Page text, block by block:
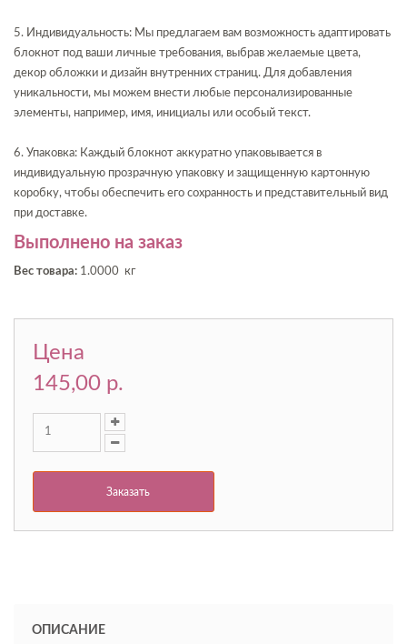
5. Индивидуальность: Мы предлагаем вам возможность адаптировать
блокнот под ваши личные требования, выбрав желаемые цвета,
декор обложки и дизайн внутренних страниц. Для добавления
уникальности, мы можем внести любые персонализированные
элементы, например, имя, инициалы или особый текст.
6. Упаковка: Каждый блокнот аккуратно упаковывается в
индивидуальную прозрачную упаковку и защищенную картонную
коробку, чтобы обеспечить его сохранность и представительный вид
при доставке.
Выполнено на заказ
Вес товара: 1.0000 кг
Цена
145,00 p.
Заказать
ОПИСАНИЕ